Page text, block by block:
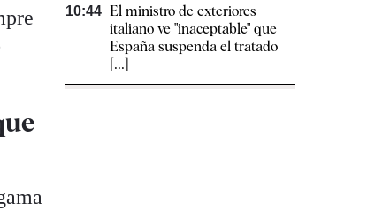
10:44 El ministro de exteriores
italiano ve "inaceptable" que
España suspenda el tratado
[...]